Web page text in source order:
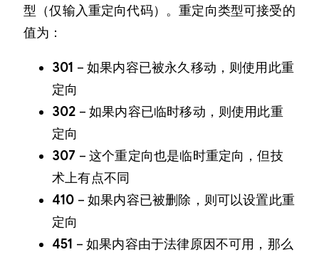
型（仅输入重定向代码）。重定向类型可接受的
值为：
301 – 如果内容已被永久移动，则使用此重
定向
302 – 如果内容已临时移动，则使用此重
定向
307 – 这个重定向也是临时重定向，但技
术上有点不同
410 – 如果内容已被删除，则可以设置此重
定向
451 – 如果内容由于法律原因不可用，那么